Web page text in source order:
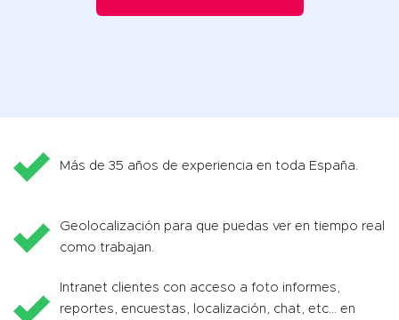
Más de 35 años de experiencia en toda España.
Geolocalización para que puedas ver en tiempo real
como trabajan.
Intranet clientes con acceso a foto informes,
reportes, encuestas, localización, chat, etc… en